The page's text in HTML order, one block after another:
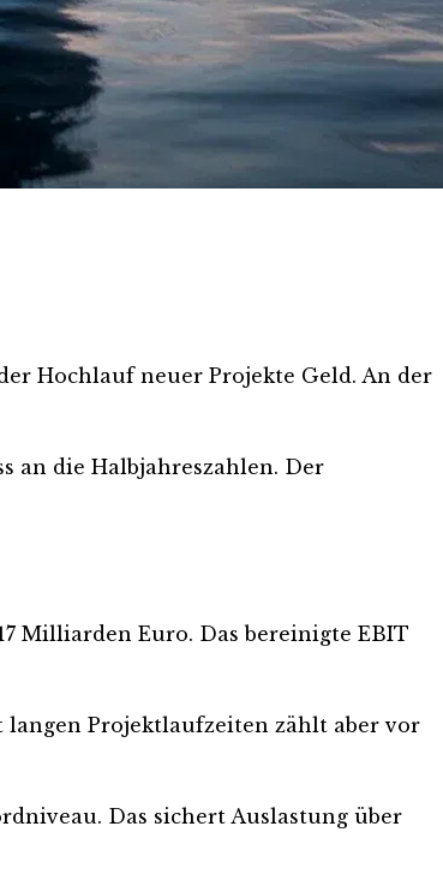
Hochlauf neuer Projekte Geld. An der
an die Halbjahreszahlen. Der
Milliarden Euro. Das bereinigte EBIT
langen Projektlaufzeiten zählt aber vor
Das sichert Auslastung über